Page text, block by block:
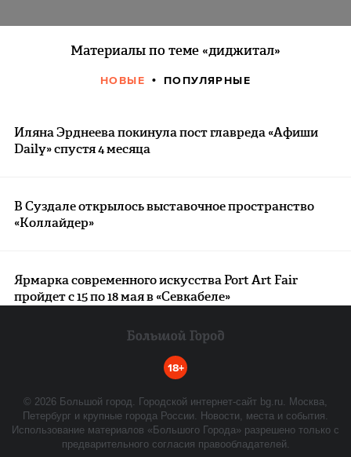
Материалы по теме «диджитал»
НОВЫЕ ПОПУЛЯРНЫЕ
Иляна Эрднеева покинула пост главреда «Афиши
Daily» спустя 4 месяца
В Суздале открылось выставочное пространство
«Коллайдер»
Ярмарка современного искусства Port Art Fair
пройдет с 15 по 18 мая в «Севкабеле»
18+
© 2026 Большой город. Городской интернет-сайт bg.ru. Москва,
Петербург и крупные города России. Новости, места и события.
Использование материалов «Большого Города» разрешено только с
предварительного согласия правообладателей.